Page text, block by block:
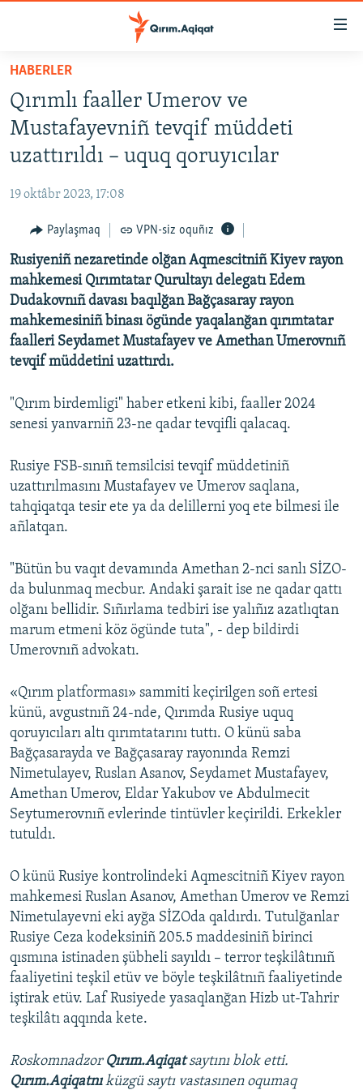
Esas
qaytmaq
Baş
navigatsiyağa
qaytmaq
Qıdıruvğa
HABERLER
SİYASET
İQTİSADİYAT
MEDENİYET
İNSAN AQLARI
VİDEO
SÜRET
BLOGLAR
FİKİR
Русский
Українською
QOŞULIÑIZ!
HABERLER
Qırımlı faaller Umerov ve
Mustafayevniñ tevqif müddeti
uzattırıldı – uquq qoruyıcılar
19 oktâbr 2023, 17:08
Paylaşmaq VPN-siz oquñız
Rusiyeniñ nezaretinde olğan Aqmescitniñ Kiyev rayon
mahkemesi Qırımtatar Qurultayı delegatı Edem
Dudakovnıñ davası baqılğan Bağçasaray rayon
mahkemesiniñ binası ögünde yaqalanğan qırımtatar
faalleri Seydamet Mustafayev ve Amethan Umerovnıñ
tevqif müddetini uzattırdı.
"Qırım birdemligi" haber etkeni kibi, faaller 2024
senesi yanvarniñ 23-ne qadar tevqifli qalacaq.
Rusiye FSB-sınıñ temsilcisi tevqif müddetiniñ
uzattırılmasını Mustafayev ve Umerov saqlana,
tahqiqatqa tesir ete ya da delillerni yoq ete bilmesi ile
añlatqan.
"Bütün bu vaqıt devamında Amethan 2-nci sanlı SİZO-
da bulunmaq mecbur. Andaki şarait ise ne qadar qattı
olğanı bellidir. Sıñırlama tedbiri ise yalıñız azatlıqtan
marum etmeni köz ögünde tuta", - dep bildirdi
Umerovnıñ advokatı.
«Qırım platforması» sammiti keçirilgen soñ ertesi
künü, avgustnıñ 24-nde, Qırımda Rusiye uquq
qoruyıcıları altı qırımtatarını tuttı. O künü saba
Bağçasarayda ve Bağçasaray rayonında Remzi
Nimetulayev, Ruslan Asanov, Seydamet Mustafayev,
Amethan Umerov, Eldar Yakubov ve Abdulmecit
Seytumerovnıñ evlerinde tintüvler keçirildi. Erkekler
tutuldı.
O künü Rusiye kontrolindeki Aqmescitniñ Kiyev rayon
mahkemesi Ruslan Asanov, Amethan Umerov ve Remzi
Nimetulayevni eki ayğa SİZOda qaldırdı. Tutulğanlar
Rusiye Ceza kodeksiniñ 205.5 maddesiniñ birinci
qısmına istinaden şübheli sayıldı – terror teşkilâtınıñ
faaliyetini teşkil etüv ve böyle teşkilâtnıñ faaliyetinde
iştirak etüv. Laf Rusiyede yasaqlanğan Hizb ut-Tahrir
teşkilâtı aqqında kete.
Roskomnadzor Qırım.Aqiqatsaytını blok etti.
Qırım.Aqiqatnıküzgü saytı vastasınen oqumaq